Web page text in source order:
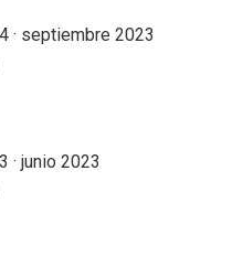
· septiembre 2023
· junio 2023